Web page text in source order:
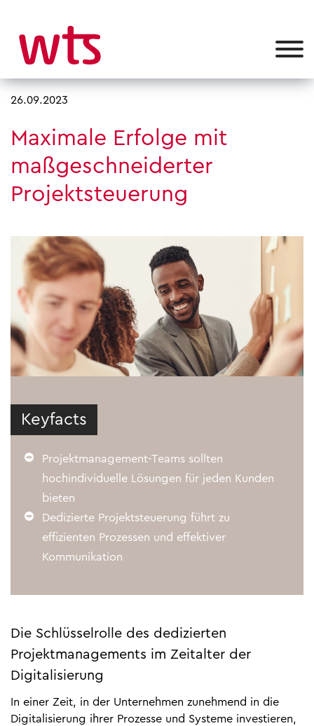
26.09.2023
Maximale Erfolge mit
maßgeschneiderter
Projektsteuerung
Keyfacts
Projektmanagement-Teams sollten
hochindividuelle Lösungen für jeden Kunden
bieten
Dedizierte Projektsteuerung führt zu
effizienten Prozessen und effektiver
Kommunikation
Die Schlüsselrolle des dedizierten
Projektmanagements im Zeitalter der
Digitalisierung
In einer Zeit, in der Unternehmen zunehmend in die
Digitalisierung ihrer Prozesse und Systeme investieren,